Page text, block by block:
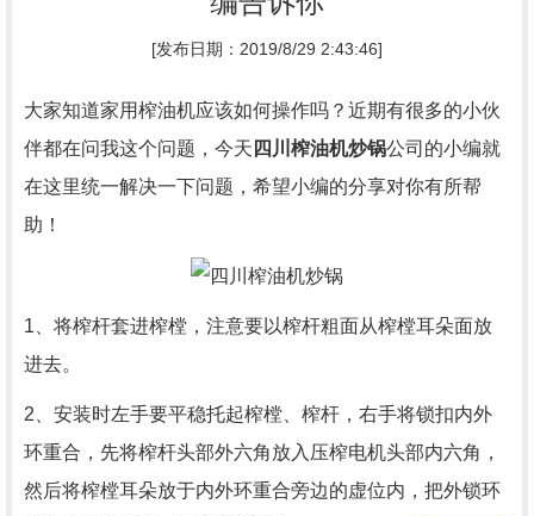
[发布日期：2019/8/29 2:43:46]
大家知道家用榨油机应该如何操作吗？近期有很多的小伙
伴都在问我这个问题，今天 四川榨油机炒锅公司的小编就
在这里统一解决一下问题，希望小编的分享对你有所帮
助！
1、将榨杆套进榨樘，注意要以榨杆粗面从榨樘耳朵面放
进去。
2、安装时左手要平稳托起榨樘、榨杆，右手将锁扣内外
环重合，先将榨杆头部外六角放入压榨电机头部内六角，
然后将榨樘耳朵放于内外环重合旁边的虚位内，把外锁环